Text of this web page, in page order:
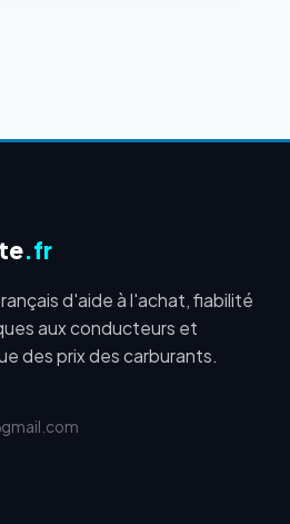
.fr
d'aide à l'achat, fiabilité
aux conducteurs et
des prix des carburants.